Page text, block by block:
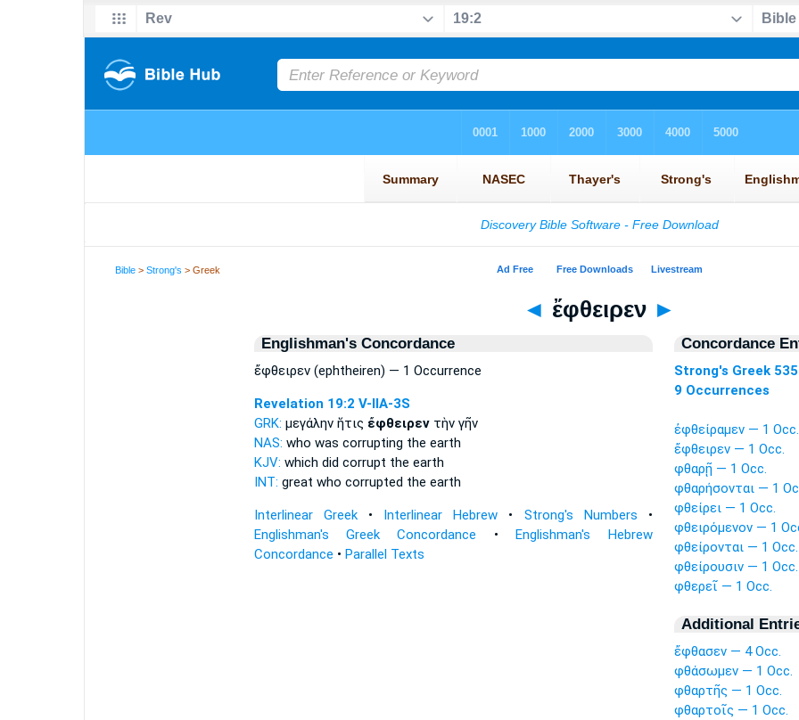
Bible >Strong's > Greek
◄ ἔφθειρεν ►
Englishman's Concordance
ἔφθειρεν (ephtheiren) — 1 Occurrence
Revelation 19:2 V-IIA-3S
GRK: μεγάλην ἥτις ἔφθειρεντὴν γῆν
NAS: who was corrupting the earth
KJV: which did corrupt the earth
INT: great who corrupted the earth
Interlinear Greek• Interlinear Hebrew • Strong's Numbers •
Englishman's Greek Concordance •Englishman's Hebrew
Concordance • Parallel Texts
Concordance
Strong's Greek
9 Occurrences
ἐφθείραμεν — 1 Occ.
ἔφθειρεν — 1 Occ.
φθαρῇ — 1 Occ.
φθαρήσονται — 1
φθείρει — 1 Occ.
φθειρόμενον — 1
φθείρονται — 1 Occ.
φθείρουσιν — 1 Occ.
φθερεῖ — 1 Occ.
Additional
ἔφθασεν — 4 Occ.
φθάσωμεν — 1 Occ.
φθαρτῆς — 1 Occ.
φθαρτοῖς — 1 Occ.